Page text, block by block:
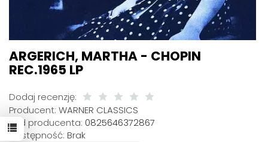
ARGERICH, MARTHA - CHOPIN
REC.1965 LP
Dodaj recenzję:
Producent: WARNER CLASSICS
Kod producenta: 0825646372867
Dostępność: Brak